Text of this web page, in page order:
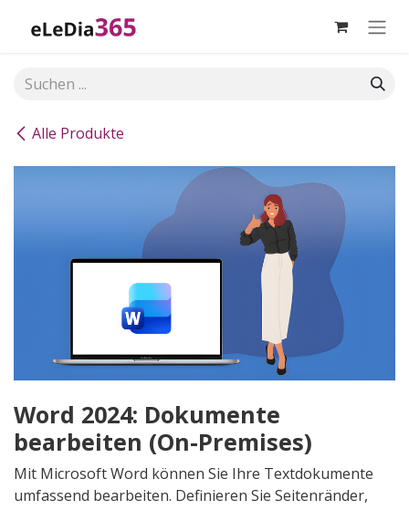
Alle Produkte
Word 2024: Dokumente
bearbeiten (On-Premises)
Mit Microsoft Word können Sie Ihre Textdokumente
umfassend bearbeiten. Definieren Sie Seitenränder,